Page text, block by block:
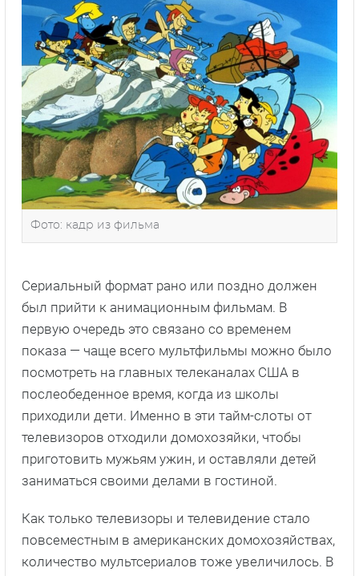
Фото: кадр из фильма
Сериальный формат рано или поздно должен
был прийти к анимационным фильмам. В
первую очередь это связано со временем
показа — чаще всего мультфильмы можно было
посмотреть на главных телеканалах США в
послеобеденное время, когда из школы
приходили дети. Именно в эти тайм-слоты от
телевизоров отходили домохозяйки, чтобы
приготовить мужьям ужин, и оставляли детей
заниматься своими делами в гостиной.
Как только телевизоры и телевидение стало
повсеместным в американских домохозяйствах,
количество мультсериалов тоже увеличилось. В